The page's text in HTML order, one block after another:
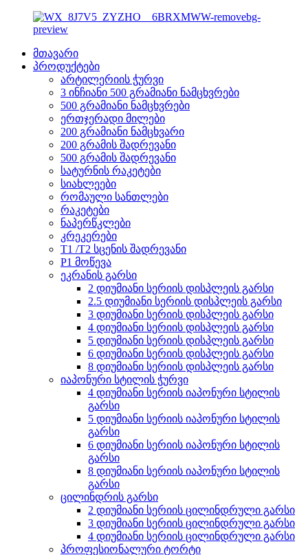
მთავარი
პროდუქტები
არტილერიის ჭურვი
3 ინჩიანი 500 გრამიანი ნამცხვრები
500 გრამიანი ნამცხვრები
ერთჯერადი მილები
200 გრამიანი ნამცხვარი
200 გრამის შადრევანი
500 გრამის შადრევანი
სატურნის რაკეტები
სიახლეები
რომაული სანთლები
რაკეტები
ნაპერწკლები
კრეკერები
T1 /T2 სცენის შადრევანი
P1 მოწევა
ეკრანის გარსი
2 დიუმიანი სერიის დისპლეის გარსი
2.5 დიუმიანი სერიის დისპლეის გარსი
3 დიუმიანი სერიის დისპლეის გარსი
4 დიუმიანი სერიის დისპლეის გარსი
5 დიუმიანი სერიის დისპლეის გარსი
6 დიუმიანი სერიის დისპლეის გარსი
8 დიუმიანი სერიის დისპლეის გარსი
იაპონური სტილის ჭურვი
4 დიუმიანი სერიის იაპონური სტილის
გარსი
5 დიუმიანი სერიის იაპონური სტილის
გარსი
6 დიუმიანი სერიის იაპონური სტილის
გარსი
8 დიუმიანი სერიის იაპონური სტილის
გარსი
ცილინდრის გარსი
2 დიუმიანი სერიის ცილინდრული გარსი
3 დიუმიანი სერიის ცილინდრული გარსი
4 დიუმიანი სერიის ცილინდრული გარსი
პროფესიონალური ტორტი